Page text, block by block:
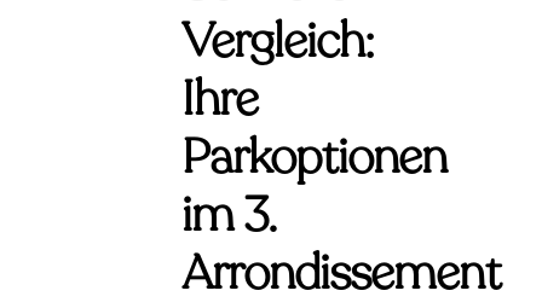
Vergleich:
Ihre
Parkoptionen
im 3.
Arrondissement